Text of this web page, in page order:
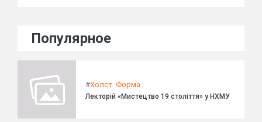
Популярное
#Холст. Форма
Лекторій «Мистецтво 19 століття» у НХМУ